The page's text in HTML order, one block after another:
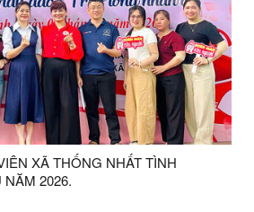
XÃ THỐNG NHẤT TÌNH
2026.